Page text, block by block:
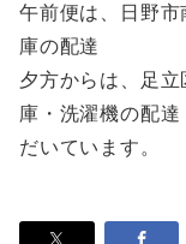
午前便は、日野
庫の配達
夕方からは、足
庫・洗濯機の配
だいています。